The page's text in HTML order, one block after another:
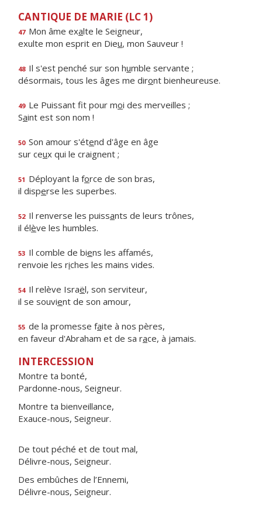
CANTIQUE DE MARIE (LC 1)
47 Mon âme exalte le Seigneur,
exulte mon esprit en Dieu, mon Sauveur !
48 Il s'est penché sur son humble servante ;
désormais, tous les âges me diront bienheureuse.
49 Le Puissant fit pour moi des merveilles ;
Saint est son nom !
50 Son amour s'étend d'âge en âge
sur ceux qui le craignent ;
51 Déployant la force de son bras,
il disperse les superbes.
52 Il renverse les puissants de leurs trônes,
il élève les humbles.
53 Il comble de biens les affamés,
renvoie les riches les mains vides.
54 Il relève Israël, son serviteur,
il se souvient de son amour,
55 de la promesse faite à nos pères,
en faveur d'Abraham et de sa race, à jamais.
INTERCESSION
Montre ta bonté,
Pardonne-nous, Seigneur.
Montre ta bienveillance,
Exauce-nous, Seigneur.
De tout péché et de tout mal,
Délivre-nous, Seigneur.
Des embûches de l’Ennemi,
Délivre-nous, Seigneur.